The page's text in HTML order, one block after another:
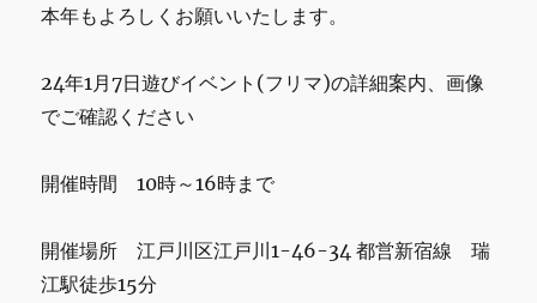
紹
に
本年もよろしくお願いいたします。
24年1月7日遊びイベント(フリマ)の詳細案内、画像
でご確認ください
開催時間 10時～16時まで
開催場所 江戸川区江戸川1-46-34 都営新宿線 瑞
江駅徒歩15分